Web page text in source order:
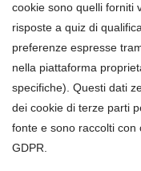
cookie sono quelli forniti
risposte a quiz di
preferenze espresse
nella piattaforma
specifiche). Questi dati
dei cookie di terze parti
fonte e sono raccolti con
GDPR.